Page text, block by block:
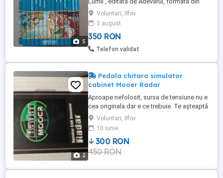
5
toate cele 15 volume. O colecție
deosebită pentru iubitorii de artă, istorie și
cultură, ce prezintă capodoperele marilor
muzee ale lumii prin imagini de calitate și
informații documentate. Colecție
Voluntari, Ilfov
3 august
350 RON
Telefon validat
2
Pedala chitara simulator
cabinet Mooer Radar
Aproape nefolosit, sursa de tensiune nu e
cea originala dar e ce trebuie. Te așteaptă
să îl folosești , la mine sta degeaba.
Voluntari, Ilfov
10 iunie
300 RON
450 RON